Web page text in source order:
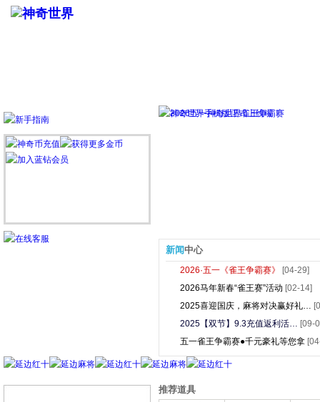
新闻中心
2026·五一《雀王争霸赛》
[04-29]
2026马年新春“雀王赛”活动 [02-14]
2025喜迎国庆，麻将对决赢好礼…
2025【双节】9.3充值返利活… [09-
五一雀王争霸赛●千元豪礼等您拿
推荐道具